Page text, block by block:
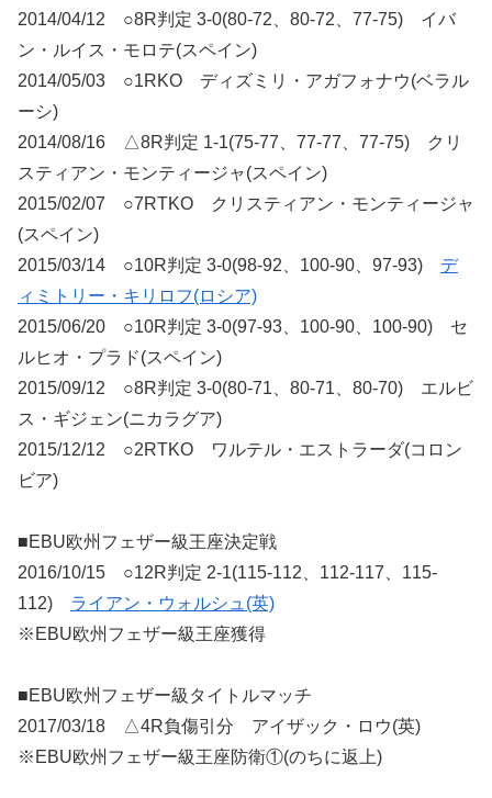
2014/04/12 ○8R判定 3-0(80-72、80-72、77-75) イバ
ン・ルイス・モロテ(スペイン)
2014/05/03 ○1RKO ディズミリ・アガフォナウ(ベラル
ーシ)
2014/08/16 △8R判定 1-1(75-77、77-77、77-75) クリ
スティアン・モンティージャ(スペイン)
2015/02/07 ○7RTKO クリスティアン・モンティージャ
(スペイン)
2015/03/14 ○10R判定 3-0(98-92、100-90、97-93) デ
ィミトリー・キリロフ(ロシア)
2015/06/20 ○10R判定 3-0(97-93、100-90、100-90) セ
ルヒオ・プラド(スペイン)
2015/09/12 ○8R判定 3-0(80-71、80-71、80-70) エルビ
ス・ギジェン(ニカラグア)
2015/12/12 ○2RTKO ワルテル・エストラーダ(コロン
ビア)
■EBU欧州フェザー級王座決定戦
2016/10/15 ○12R判定 2-1(115-112、112-117、115-
112) ライアン・ウォルシュ(英)
※EBU欧州フェザー級王座獲得
■EBU欧州フェザー級タイトルマッチ
2017/03/18 △4R負傷引分 アイザック・ロウ(英)
※EBU欧州フェザー級王座防衛①(のちに返上)